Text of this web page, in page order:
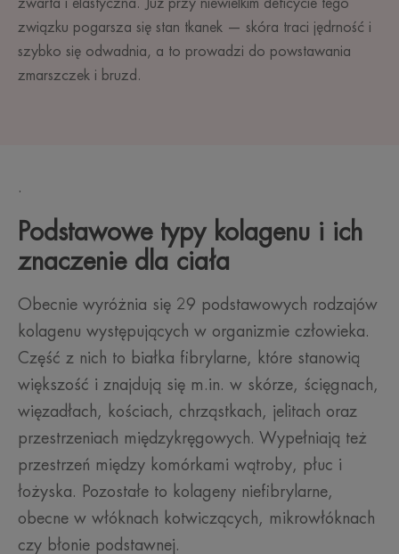
zwarta i elastyczna. Już przy niewielkim deficycie tego
związku pogarsza się stan tkanek — skóra traci jędrność i
szybko się odwadnia, a to prowadzi do powstawania
zmarszczek i bruzd.
.
Podstawowe typy kolagenu i ich
znaczenie dla ciała
Obecnie wyróżnia się 29 podstawowych rodzajów
kolagenu występujących w organizmie człowieka.
Część z nich to białka fibrylarne, które stanowią
większość i znajdują się m.in. w skórze, ścięgnach,
więzadłach, kościach, chrząstkach, jelitach oraz
przestrzeniach międzykręgowych. Wypełniają też
przestrzeń między komórkami wątroby, płuc i
łożyska. Pozostałe to kolageny niefibrylarne,
obecne w włóknach kotwiczących, mikrowłóknach
czy błonie podstawnej.